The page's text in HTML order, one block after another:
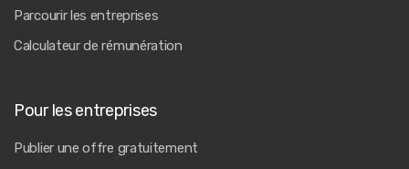
Parcourir les entreprises
Calculateur de rémunération
Pour les entreprises
Publier une offre gratuitement